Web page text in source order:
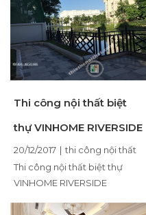
Thi công nội thất biệt
thự VINHOME RIVERSIDE
20/12/2017 | thi công nội thất
Thi công nội thất biệt thự
VINHOME RIVERSIDE